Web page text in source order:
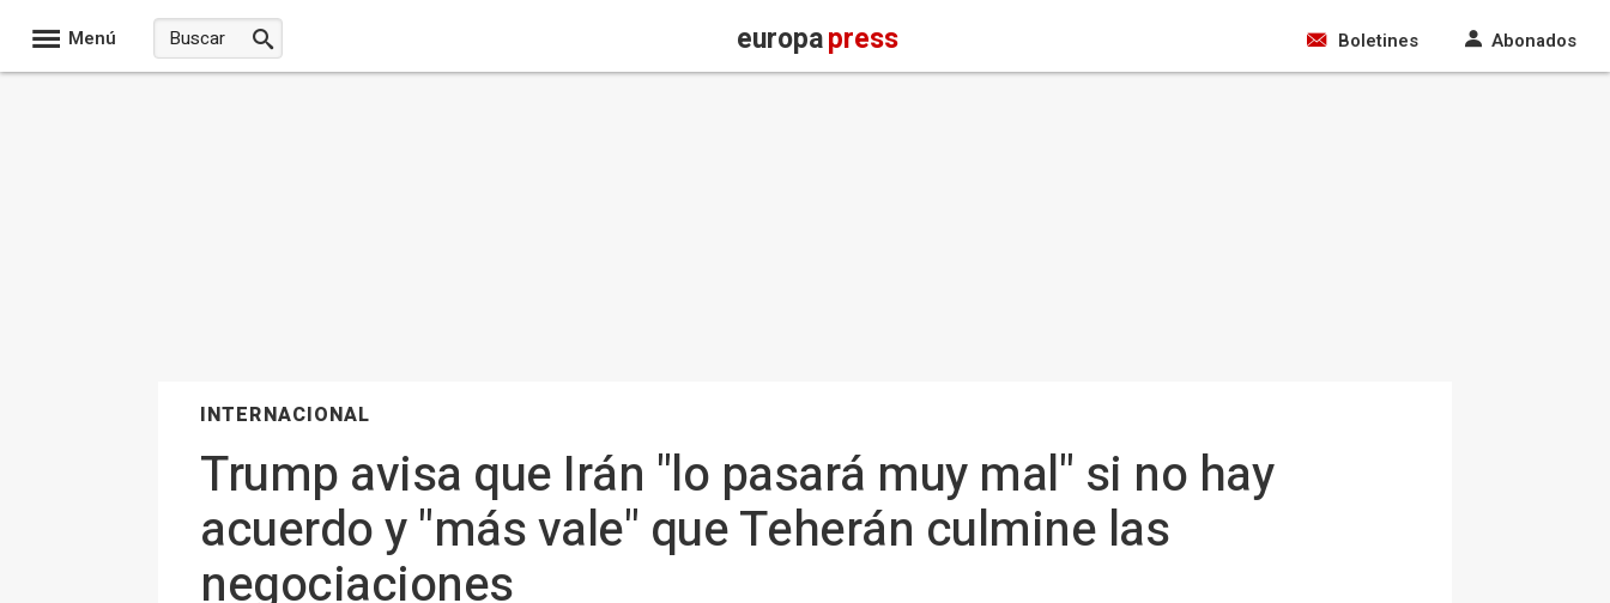
Menú europapress Boletines Abonados
INTERNACIONAL
Trump avisa que Irán "lo pasará muy mal" si no hay
acuerdo y "más vale" que Teherán culmine las
negociaciones